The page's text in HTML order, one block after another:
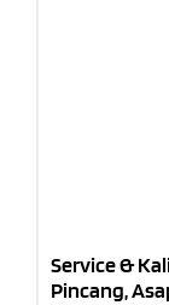
Service &
Pincang,